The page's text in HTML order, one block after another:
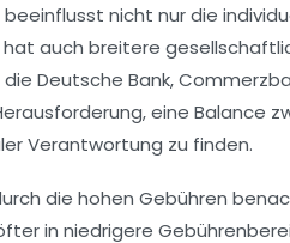
nicht nur die
auch breitere
die Deutsche Bank,
eine Balance
Verantwortung zu finden.
die hohen Gebühren
in niedrigere